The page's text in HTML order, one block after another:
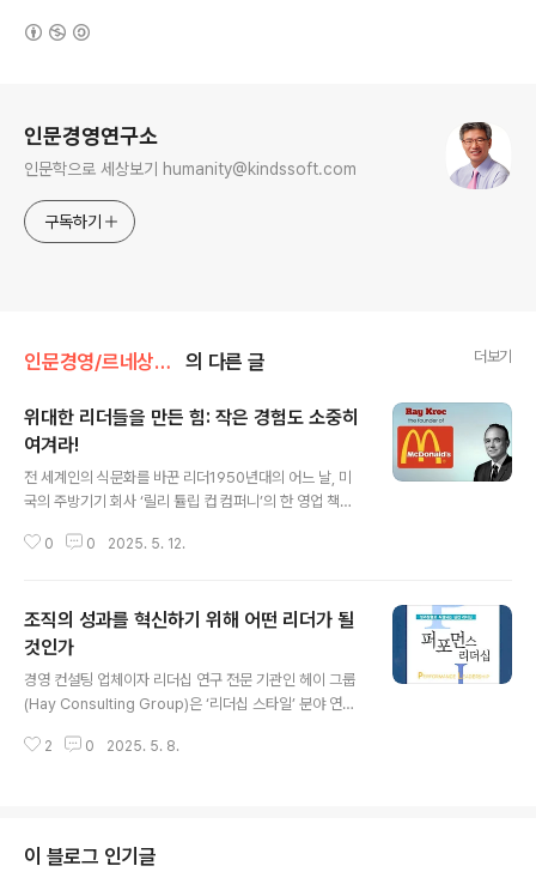
인문경영연구소
인문학으로 세상보기 humanity@kindssoft.com
구독하기
인문경영/르네상스 경영학 의 다른 글 더보기
위대한 리더들을 만든 힘: 작은 경험도 소중히
여겨라!
전 세계인의 식문화를 바꾼 리더1950년대의 어느 날, 미
국의 주방기기 회사 ‘릴리 튤립 컵 컴퍼니’의 한 영업 책임
을 8대나 구입해 갔다는 말을 듣고 호기심에 직접 그곳을
를 사려는 손님들로 북새통을 이루고 있었다. 이 영업 책임
자는 주인 형제에게 새로운 프랜차이즈 가게를 열게 해주
면 총 판매액의 0.5%를 지불하겠다고 제안했다. 형제가
제안을 수락한 덕분에 그는 1955년 일리노이 주에 메뉴,
매장구조, 운영방식, 금색 아치의 로고와 주인 형제의 이름
까지 고스란히 딴 가게를 열 수 있었다. 그 식당이 바로 맥
0 0 2025. 5. 12.
조직의 성과를 혁신하기 위해 어떤 리더가 될
것인가
경영 컨설팅 업체이자 리더십 연구 전문 기관인 헤이 그룹
(Hay Consulting Group)은 ‘리더십 스타일’ 분야 연구
십》을 통해 최근 리더십 연구 중에서 가장 주목할 만한 성
니다. 헤이 그룹에 의하면, 리더들은 리더로서 자신의 감성
을 파악하고 주변 사람의 감성도 정확하게 짚어낼 수 있는
2 0 2025. 5. 8.
이 블로그 인기글